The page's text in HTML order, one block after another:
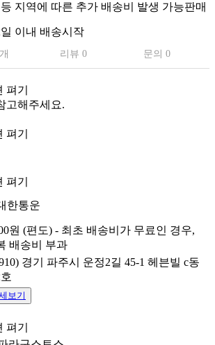
지역에 따른 추가 배송비 발생 가능판매
이내 배송시작
리뷰 0 문의 0
고해주세요.
한통운
원 (편도) - 최초 배송비가 무료인 경우,
배송비 부과
경기 파주시 운정2길 45-1 헤븐빌 c동
보기